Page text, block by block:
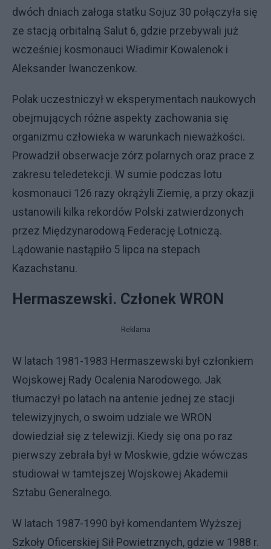
dwóch dniach załoga statku Sojuz 30 połączyła się
ze stacją orbitalną Salut 6, gdzie przebywali już
wcześniej kosmonauci Władimir Kowalenok i
Aleksander Iwanczenkow.
Polak uczestniczył w eksperymentach naukowych
obejmujących różne aspekty zachowania się
organizmu człowieka w warunkach nieważkości.
Prowadził obserwacje zórz polarnych oraz prace z
zakresu teledetekcji. W sumie podczas lotu
kosmonauci 126 razy okrążyli Ziemię, a przy okazji
ustanowili kilka rekordów Polski zatwierdzonych
przez Międzynarodową Federację Lotniczą.
Lądowanie nastąpiło 5 lipca na stepach
Kazachstanu.
Hermaszewski. Członek WRON
Reklama
W latach 1981-1983 Hermaszewski był członkiem
Wojskowej Rady Ocalenia Narodowego. Jak
tłumaczył po latach na antenie jednej ze stacji
telewizyjnych, o swoim udziale we WRON
dowiedział się z telewizji. Kiedy się ona po raz
pierwszy zebrała był w Moskwie, gdzie wówczas
studiował w tamtejszej Wojskowej Akademii
Sztabu Generalnego.
W latach 1987-1990 był komendantem Wyższej
Szkoły Oficerskiej Sił Powietrznych, gdzie w 1988 r.